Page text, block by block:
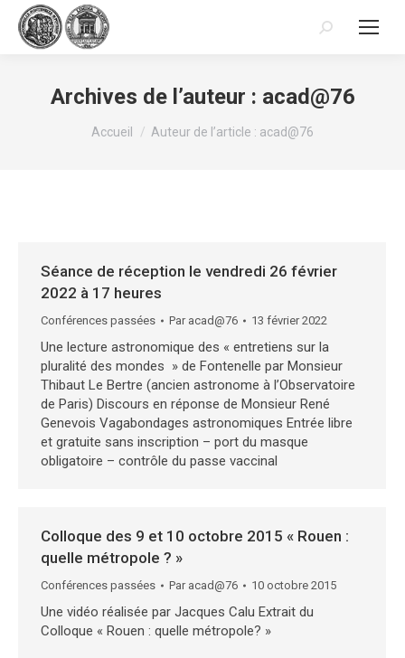
Recherche
Archives de l’auteur : acad@76
Accueil Auteur de l’article : acad@76
Séance de réception le vendredi 26 février
2022 à 17 heures
Conférences passées Par acad@76 13 février 2022
Une lecture astronomique des « entretiens sur la
pluralité des mondes » de Fontenelle par Monsieur
Thibaut Le Bertre (ancien astronome à l’Observatoire
de Paris) Discours en réponse de Monsieur René
Genevois Vagabondages astronomiques Entrée libre
et gratuite sans inscription – port du masque
obligatoire – contrôle du passe vaccinal
Colloque des 9 et 10 octobre 2015 « Rouen :
quelle métropole ? »
Conférences passées Par acad@76 10 octobre 2015
Une vidéo réalisée par Jacques Calu Extrait du
Colloque « Rouen : quelle métropole? »